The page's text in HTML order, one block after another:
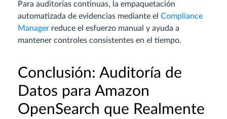
Para auditorías continuas, la empaquetación
automatizada de evidencias mediante el Compliance
Manager reduce el esfuerzo manual y ayuda a
mantener controles consistentes en el tiempo.
Conclusión: Auditoría de
Datos para Amazon
OpenSearch que Realmente